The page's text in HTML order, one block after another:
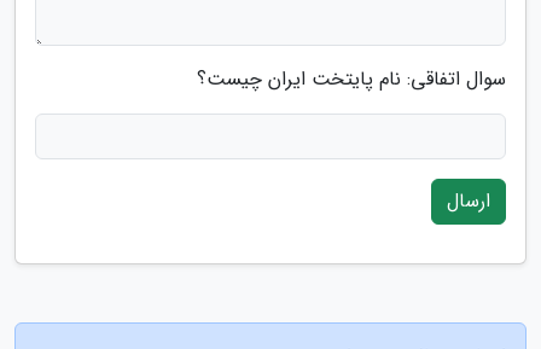
سوال اتفاقی: نام پایتخت ایران چیست؟
ارسال